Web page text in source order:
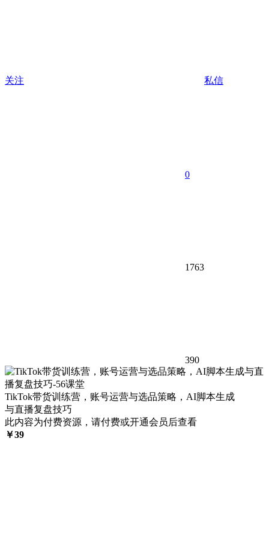
关注 私信
0
1763
390
TikTok带货训练营，账号运营与选品策略，AI脚本生成
与直播复盘技巧
此内容为付费资源，请付费或开通会员后查看
￥39